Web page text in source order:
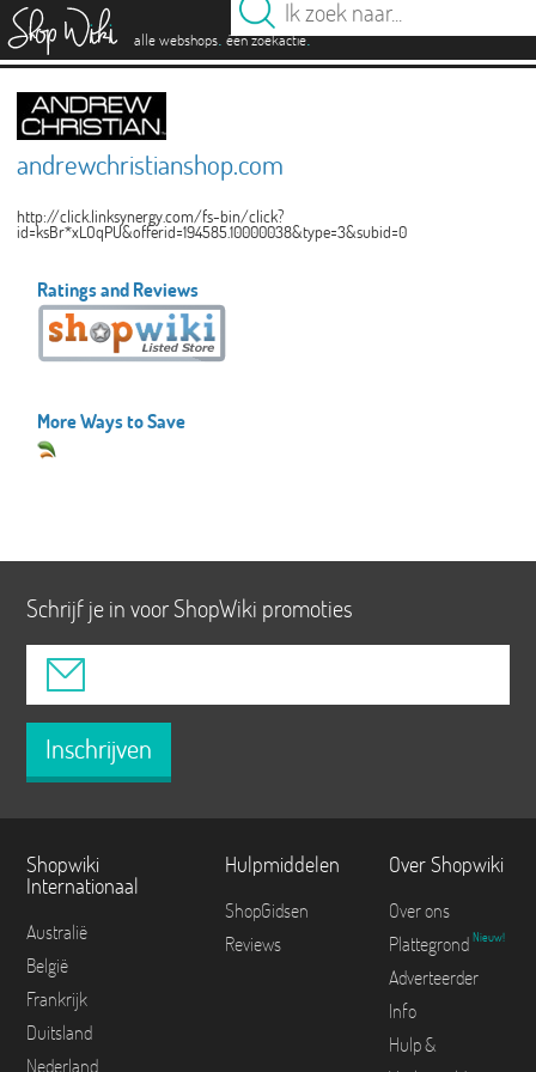
alle webshops. één zoekactie.
andrewchristianshop.com
http://click.linksynergy.com/fs-bin/click?
id=ksBr*xLOqPU&offerid=194585.10000038&type=3&subid=0
Ratings and Reviews
More Ways to Save
Schrijf je in voor ShopWiki promoties
Inschrijven
Shopwiki
Internationaal
Australië
België
Frankrijk
Duitsland
Nederland
Hulpmiddelen
ShopGidsen
Reviews
Over Shopwiki
Over ons
Plattegrond Nieuw!
Adverteerder
Info
Hulp &